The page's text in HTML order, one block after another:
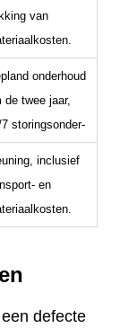
van
onderhoud
de twee jaar,
storingsonder-
inclusief
en
defecte